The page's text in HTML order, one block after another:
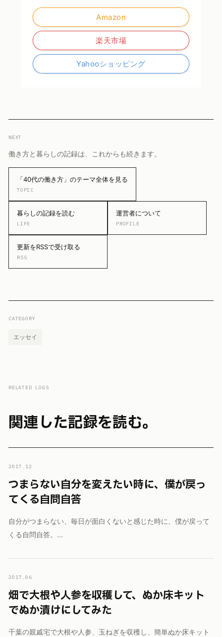
Amazon
楽天市場
Yahooショッピング
NEXT
働き方と暮らしの記録は、これからも続きます。
「40代の働き方」のテーマ全体を見る
TOPIC
暮らしの記録を読む
LIFE
運営者について
PROFILE
更新をRSSで受け取る
RSS
CATEGORY
エッセイ
RELATED LOGS
関連した記録を読む。
2017.12
つまらない自分を変えたい時に、僕が戻っ
てくる自問自答
自分がつまらない、毎日が面白くないと感じた時に、僕が戻って
くる自問自答。...
2017.06
畑で大根や人参を収穫して、ぬか床キット
でぬか漬けにしてみた
千葉の親戚宅で大根や人参、玉ねぎを収穫し、簡単ぬか床キット